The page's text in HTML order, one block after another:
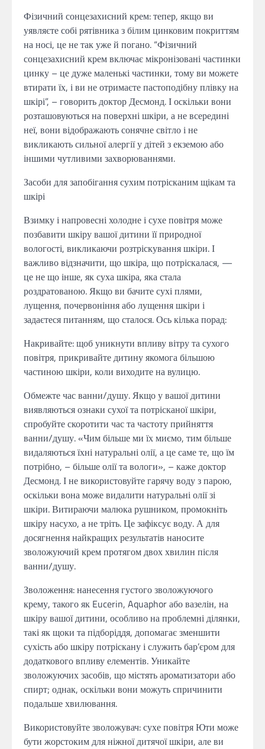
Фізичний сонцезахисний крем: тепер, якщо ви
уявляєте собі рятівника з білим цинковим покриттям
на носі, це не так уже й погано. “Фізичний
сонцезахисний крем включає мікронізовані частинки
цинку – це дуже маленькі частинки, тому ви можете
втирати їх, і ви не отримаєте пастоподібну плівку на
шкірі”, – говорить доктор Десмонд. І оскільки вони
розташовуються на поверхні шкіри, а не всередині
неї, вони відображають сонячне світло і не
викликають сильної алергії у дітей з екземою або
іншими чутливими захворюваннями.
Засоби для запобігання сухим потрісканим щікам та
шкірі
Взимку і напровесні холодне і сухе повітря може
позбавити шкіру вашої дитини її природної
вологості, викликаючи розтріскування шкіри. І
важливо відзначити, що шкіра, що потріскалася, —
це не що інше, як суха шкіра, яка стала
роздратованою. Якщо ви бачите сухі плями,
лущення, почервоніння або лущення шкіри і
задаєтеся питанням, що сталося. Ось кілька порад:
Накривайте: щоб уникнути впливу вітру та сухого
повітря, прикривайте дитину якомога більшою
частиною шкіри, коли виходите на вулицю.
Обмежте час ванни/душу. Якщо у вашої дитини
виявляються ознаки сухої та потрісканої шкіри,
спробуйте скоротити час та частоту прийняття
ванни/душу. «Чим більше ми їх миємо, тим більше
видаляються їхні натуральні олії, а це саме те, що їм
потрібно, – більше олії та вологи», – каже доктор
Десмонд. І не використовуйте гарячу воду з парою,
оскільки вона може видалити натуральні олії зі
шкіри. Витираючи малюка рушником, промокніть
шкіру насухо, а не тріть. Це зафіксує воду. А для
досягнення найкращих результатів наносите
зволожуючий крем протягом двох хвилин після
ванни/душу.
Зволоження: нанесення густого зволожуючого
крему, такого як Eucerin, Aquaphor або вазелін, на
шкіру вашої дитини, особливо на проблемні ділянки,
такі як щоки та підборіддя, допомагає зменшити
сухість або шкіру потріскану і служить бар’єром для
додаткового впливу елементів. Уникайте
зволожуючих засобів, що містять ароматизатори або
спирт; однак, оскільки вони можуть спричинити
подальше хвилювання.
Використовуйте зволожувач: сухе повітря Юти може
бути жорстоким для ніжної дитячої шкіри, але ви